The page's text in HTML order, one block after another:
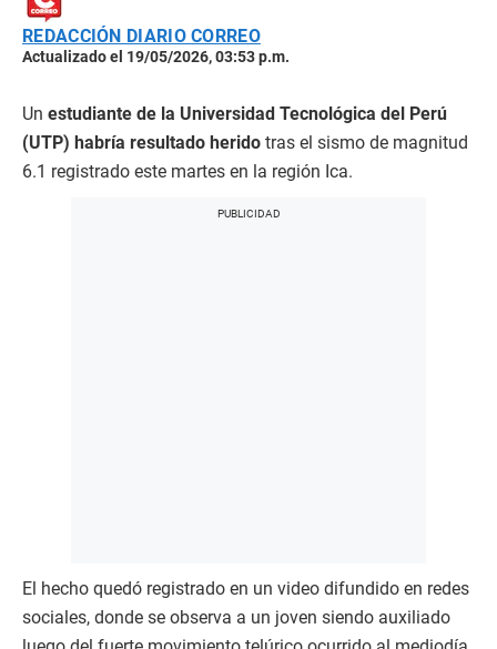
REDACCIÓN DIARIO CORREO
Actualizado el 19/05/2026, 03:53 p.m.
Un estudiante de la Universidad Tecnológica del Perú
(UTP) habría resultado herido tras el sismo de magnitud
6.1 registrado este martes en la región Ica.
El hecho quedó registrado en un video difundido en redes
sociales, donde se observa a un joven siendo auxiliado